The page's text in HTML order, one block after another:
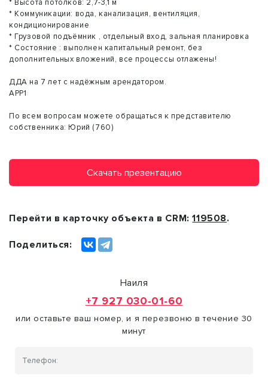
* Высота потолков: 2,7-3,1 м
* Коммуникации: вода, канализация, вентиляция,
кондиционирование
* Грузовой подъёмник , отдельный вход, зальная планировка
* Состояние : выполнен капитальный ремонт, без
дополнительных вложений, все процессы отлажены!
ДДА на 7 лет с надёжным арендатором.
APP1
По всем вопросам можете обращаться к представителю
собственника: Юрий (760)
Скачать презентацию
Перейти в карточку объекта в CRM:119508.
Поделиться:
Наиля
+7 927 030-01-60
или оставьте ваш номер, и я перезвоню в течение 30
минут